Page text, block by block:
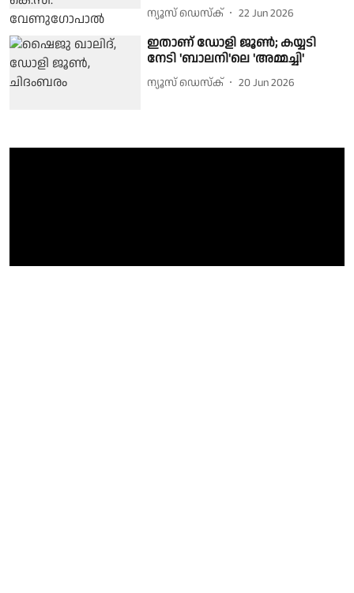
ന്യൂസ് ഡെസ്ക് 22 Jun 2026
ഇതാണ് ഡോളി ജൂൺ; കയ്യടി
നേടി 'ബാലനി'ലെ 'അമ്മച്ചി'
ന്യൂസ് ഡെസ്ക് 20 Jun 2026